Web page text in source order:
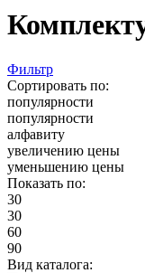
Фильтр
Сортировать по:
популярности
популярности
алфавиту
увеличению цены
уменьшению цены
Показать по:
30
30
60
90
Вид каталога: